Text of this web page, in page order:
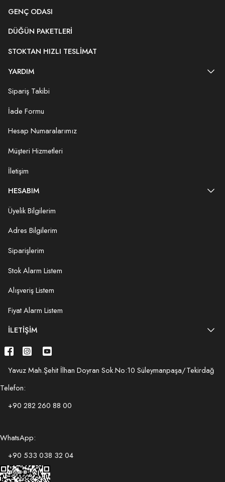
GENÇ ODASI
DÜĞÜN PAKETLERI
STOKTAN HIZLI TESLIMAT
YARDIM
Sipariş Takibi
İade Formu
Hesap Numaralarımız
Müşteri Hizmetleri
İletişim
HESABIM
Üyelik Bilgilerim
Adres Bilgilerim
Siparişlerim
Stok Alarm Listem
Alışveriş Listem
Fiyat Alarm Listem
İLETIŞIM
Yavuz Mah.Şehit İlhan Doyran Sok.No:10 Süleymanpaşa/Tekirdağ
Telefon:
+90 282 260 88 00
WhatsApp:
+90 533 038 32 04